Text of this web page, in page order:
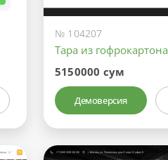
№ 104207
Тара из гофрокартона
5150000 сум
Демоверсия